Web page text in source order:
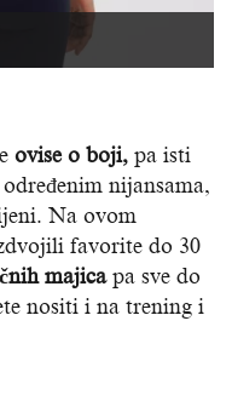
ovise o boji, pa isti
nijansama,
Na ovom
favorite do 30
majicapa sve do
nositi i na trening i